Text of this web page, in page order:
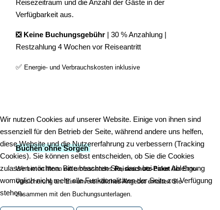
Reisezeitraum und die Anzahl der Gäste in der
Verfügbarkeit aus.
❎ Keine Buchungsgebühr | 30 % Anzahlung |
Restzahlung 4 Wochen vor Reiseantritt
✅ Energie- und Verbrauchskosten inklusive
Buchen ohne Sorgen
Wir bieten Ihnen ein umfassendesReiseschutz-Paketder Ergo-
Versicherung an. Ein unverbindliches Angebot erhalten Sie
zusammen mit den Buchungsunterlagen.
Wir nutzen Cookies auf unserer Website. Einige von ihnen sind
essenziell für den Betrieb der Seite, während andere uns helfen,
diese Website und die Nutzererfahrung zu verbessern (Tracking
Cookies). Sie können selbst entscheiden, ob Sie die Cookies
zulassen möchten. Bitte beachten Sie, dass bei einer Ablehnung
womöglich nicht mehr alle Funktionalitäten der Seite zur Verfügung
stehen.